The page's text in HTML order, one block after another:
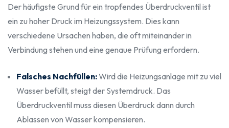
Der häufigste Grund für ein tropfendes Überdruckventil ist
ein zu hoher Druck im Heizungssystem. Dies kann
verschiedene Ursachen haben, die oft miteinander in
Verbindung stehen und eine genaue Prüfung erfordern.
Falsches Nachfüllen:Wird die Heizungsanlage mit zu viel
Wasser befüllt, steigt der Systemdruck. Das
Überdruckventil muss diesen Überdruck dann durch
Ablassen von Wasser kompensieren.